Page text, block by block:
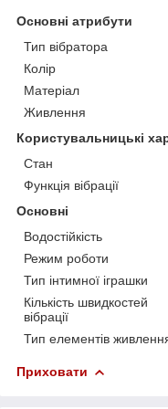
Основні атрибути
Тип вібратора
Колір
Матеріал
Живлення
Користувальницькі
Стан
Функція вібрації
Основні
Водостійкість
Режим роботи
Тип інтимної іграшки
Кількість швидкостей
вібрації
Тип елементів
Приховати